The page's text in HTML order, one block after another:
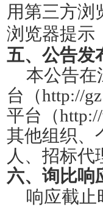
用第三方浏
浏览器提示
五、公告发
本公告在
台 （http://
平台 （
其他组织、
人、招标代
六、询比响
响应截止